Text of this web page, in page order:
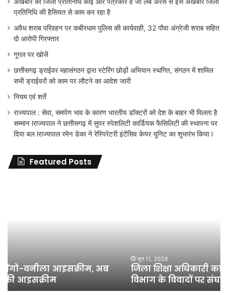
प्रतिनिधि की हैसियत से काम कर रहा है
अवैध शराब परिवहन पर कबीरधाम पुलिस की कार्यवाही, 32 पौवा अंग्रेजी शराब सहित
दो आरोपी गिरफ्तार
गूगल पर खोजें
छत्तीसगढ़ ड्राईवर महासंगठन द्वारा स्टेरिंग छोड़ों अभियान स्थगित, संगठन में शामिल
सभी ड्राईवरों को काम पर लौटने का आदेश जारी
नियम एवं शर्ते
राज्यपाल : सेवा, समर्पण भाव के कारण भारतीय डॉक्टरों को देश के बाहर भी मिलता है
सम्मान lराज्यपाल ने छत्तीसगढ़ में सुपर स्पेशलिटी कार्डियक फैसिलिटी की स्थापना पर
दिया बल lराज्यपाल रमेन डेका ने रेस्पिरेटरी इंटेंसिव केयर यूनिट का शुभारंभ किया l
Featured Posts
विभाग
के
विवादों
जिला शिक्षा अधिकारी का तबादला हुआ, लेकिन शिक्षा
विभाग के विवादों पर संघर्ष जारी रहेगा : अंकित गौरहा